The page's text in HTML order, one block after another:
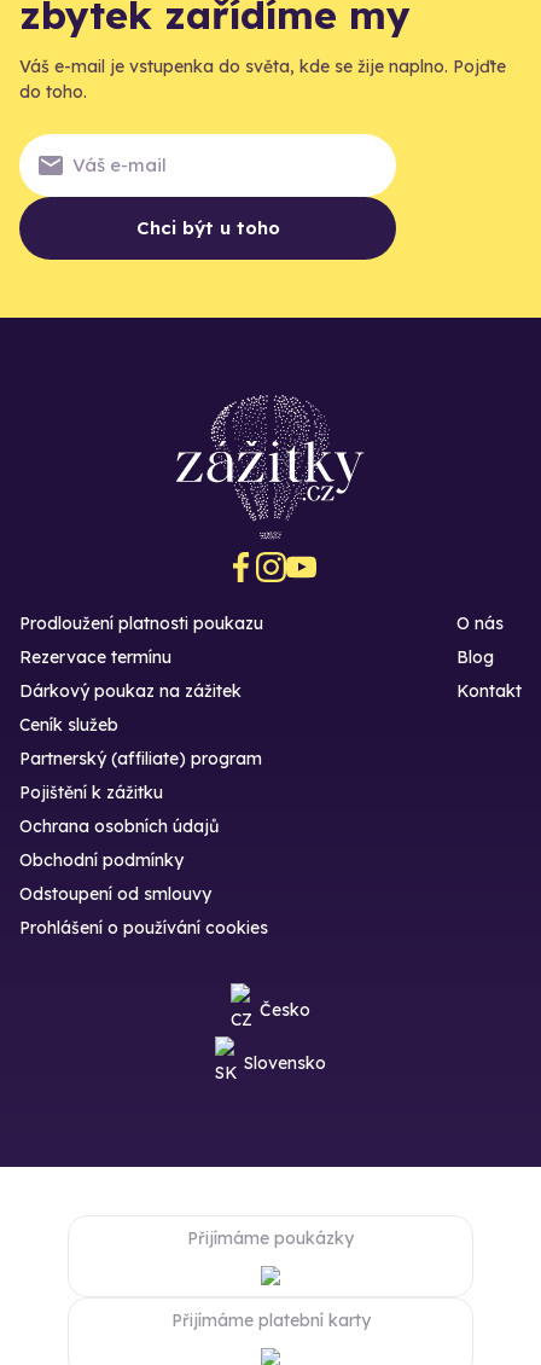
zbytek zařídíme my
Váš e-mail je vstupenka do světa, kde se žije naplno. Pojďte
do toho.
Chci být u toho
Prodloužení platnosti poukazu
Rezervace termínu
Dárkový poukaz na zážitek
O nás
Blog
Kontakt
Ceník služeb
Partnerský (affiliate) program
Pojištění k zážitku
Ochrana osobních údajů
Obchodní podmínky
Odstoupení od smlouvy
Prohlášení o používání cookies
Česko
Slovensko
Přijímáme poukázky
Přijímáme platební karty